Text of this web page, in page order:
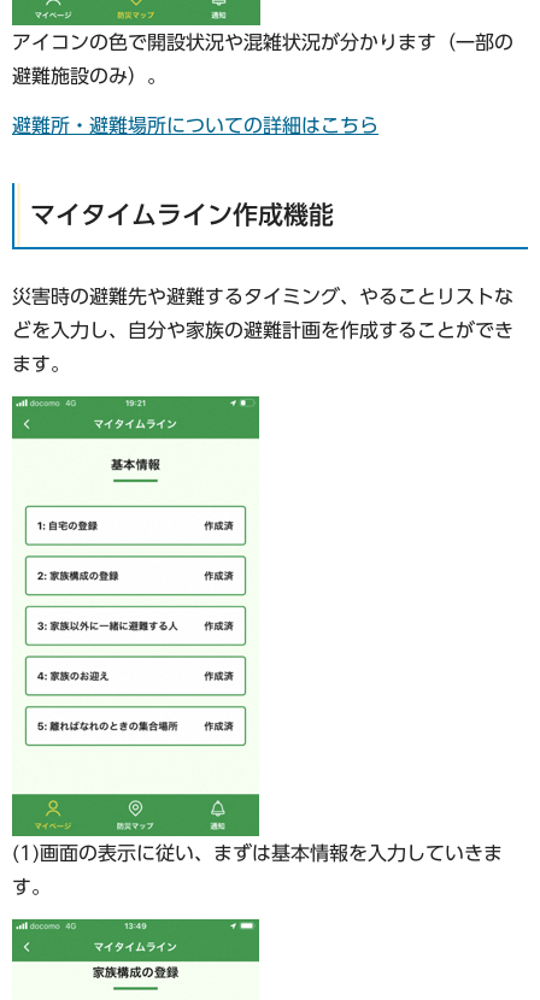
アイコンの色で開設状況や混雑状況が分かります（一部の
避難施設のみ）。
避難所・避難場所についての詳細はこちら
マイタイムライン作成機能
災害時の避難先や避難するタイミング、やることリストな
どを入力し、自分や家族の避難計画を作成することができ
ます。
(1)画面の表示に従い、まずは基本情報を入力していきま
す。